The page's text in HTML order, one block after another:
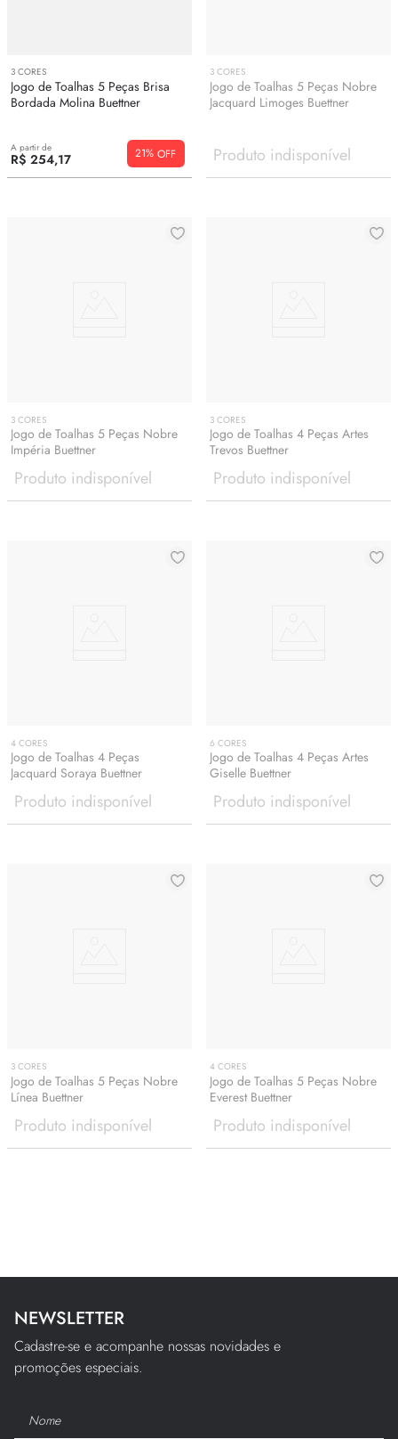
3 CORES
Jogo de Toalhas 5 Peças Brisa
Bordada Molina Buettner
A partir de
R$ 254,17 21%
3 CORES
Jogo de Toalhas 5 Peças Nobre
Jacquard Limoges Buettner
Produto indisponível
3 CORES
Jogo de Toalhas 5 Peças Nobre
Impéria Buettner
Produto indisponível
3 CORES
Jogo de Toalhas 4 Peças Artes
Trevos Buettner
Produto indisponível
4 CORES
Jogo de Toalhas 4 Peças
Jacquard Soraya Buettner
Produto indisponível
6 CORES
Jogo de Toalhas 4 Peças Artes
Giselle Buettner
Produto indisponível
3 CORES
Jogo de Toalhas 5 Peças Nobre
Línea Buettner
Produto indisponível
4 CORES
Jogo de Toalhas 5 Peças Nobre
Everest Buettner
Produto indisponível
NEWSLETTER
Cadastre-se e acompanhe nossas novidades e
promoções especiais.